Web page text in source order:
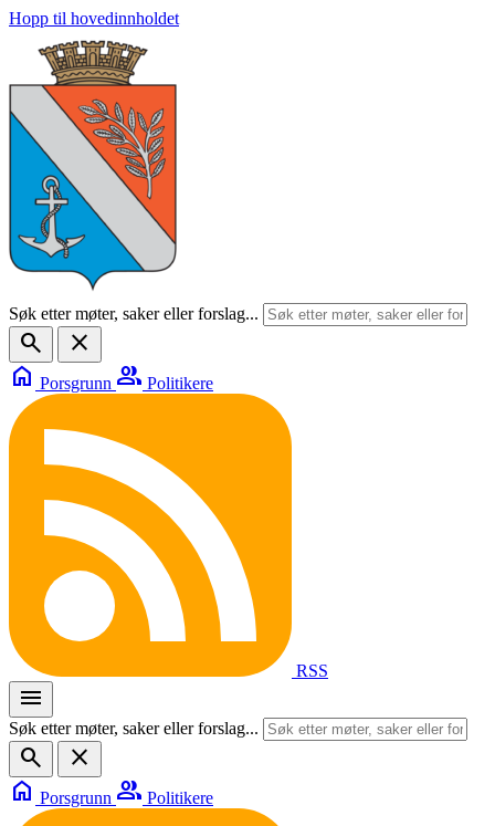
Hopp til hovedinnholdet
Søk etter møter, saker eller forslag...
search
close
home Porsgrunn group Politikere
RSS
menu
Søk etter møter, saker eller forslag...
search
close
home Porsgrunn group Politikere